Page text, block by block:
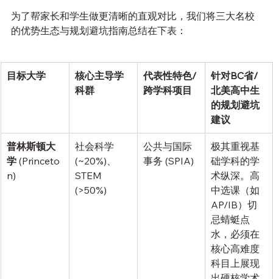
为了帮家长和学生做更清晰的直观对比，我们将三大名校
的优势生态与规划避坑指南总结在下表：
目标大学
核心主导学
科群
代表性特色/
跨学科项目
针对BC省/
北美高中生
的规划避坑
建议
普林斯顿大
学 (Princeto
n)
社会科学
(~20%)、
STEM
(>50%)
公共与国际
事务 (SPIA)
极其重视基
础学科的学
术纵深。高
中选课（如
AP/IB）切
忌蜻蜓点
水，必须在
核心高难度
科目上展现